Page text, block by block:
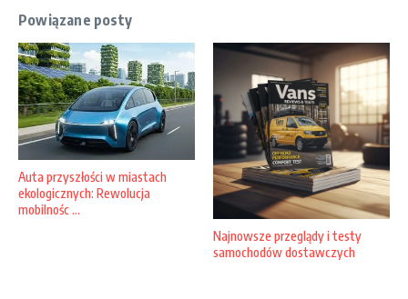
Powiązane posty
Auta przyszłości w miastach
ekologicznych: Rewolucja
mobilnośc ...
Najnowsze przeglądy i testy
samochodów dostawczych